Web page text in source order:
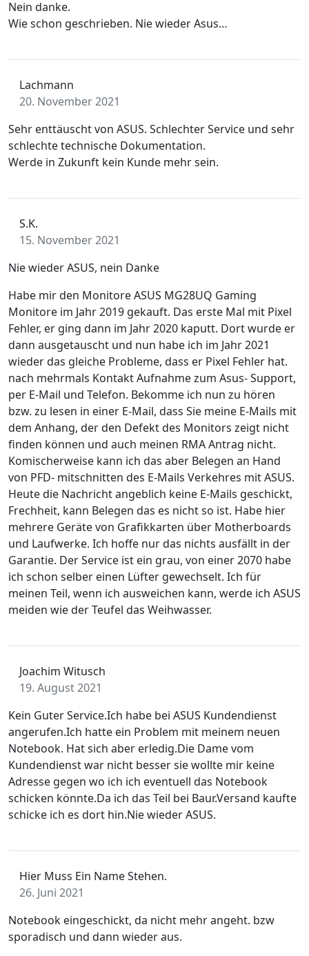
Nein danke.
Wie schon geschrieben. Nie wieder Asus…
Lachmann
20. November 2021
Sehr enttäuscht von ASUS. Schlechter Service und sehr
schlechte technische Dokumentation.
Werde in Zukunft kein Kunde mehr sein.
S.K.
15. November 2021
Nie wieder ASUS, nein Danke
Habe mir den Monitore ASUS MG28UQ Gaming
Monitore im Jahr 2019 gekauft. Das erste Mal mit Pixel
Fehler, er ging dann im Jahr 2020 kaputt. Dort wurde er
dann ausgetauscht und nun habe ich im Jahr 2021
wieder das gleiche Probleme, dass er Pixel Fehler hat.
nach mehrmals Kontakt Aufnahme zum Asus- Support,
per E-Mail und Telefon. Bekomme ich nun zu hören
bzw. zu lesen in einer E-Mail, dass Sie meine E-Mails mit
dem Anhang, der den Defekt des Monitors zeigt nicht
finden können und auch meinen RMA Antrag nicht.
Komischerweise kann ich das aber Belegen an Hand
von PFD- mitschnitten des E-Mails Verkehres mit ASUS.
Heute die Nachricht angeblich keine E-Mails geschickt,
Frechheit, kann Belegen das es nicht so ist. Habe hier
mehrere Geräte von Grafikkarten über Motherboards
und Laufwerke. Ich hoffe nur das nichts ausfällt in der
Garantie. Der Service ist ein grau, von einer 2070 habe
ich schon selber einen Lüfter gewechselt. Ich für
meinen Teil, wenn ich ausweichen kann, werde ich ASUS
meiden wie der Teufel das Weihwasser.
Joachim Witusch
19. August 2021
Kein Guter Service.Ich habe bei ASUS Kundendienst
angerufen.Ich hatte ein Problem mit meinem neuen
Notebook. Hat sich aber erledig.Die Dame vom
Kundendienst war nicht besser sie wollte mir keine
Adresse gegen wo ich ich eventuell das Notebook
schicken könnte.Da ich das Teil bei Baur.Versand kaufte
schicke ich es dort hin.Nie wieder ASUS.
Hier Muss Ein Name Stehen.
26. Juni 2021
Notebook eingeschickt, da nicht mehr angeht. bzw
sporadisch und dann wieder aus.